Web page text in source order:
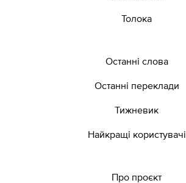
Толока
Останні слова
Останні переклади
Тижневик
Найкращі користувачі
Про проєкт